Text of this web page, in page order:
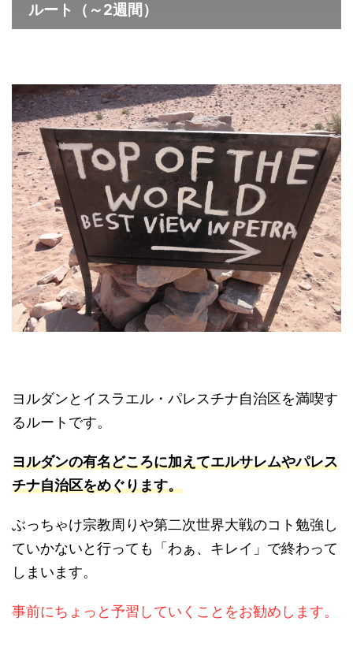
ルート（～2週間）
ヨルダンとイスラエル・パレスチナ自治区を満喫す
るルートです。
ヨルダンの有名どころに加えてエルサレムやパレス
チナ自治区をめぐります。
ぶっちゃけ宗教周りや第二次世界大戦のコト勉強し
ていかないと行っても「わぁ、キレイ」で終わって
しまいます。
事前にちょっと予習していくことをお勧めします。